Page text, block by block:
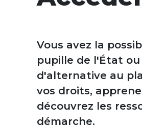
Vous avez la
pupille de l'État
d'alternative au
vos droits,
découvrez les
démarche.